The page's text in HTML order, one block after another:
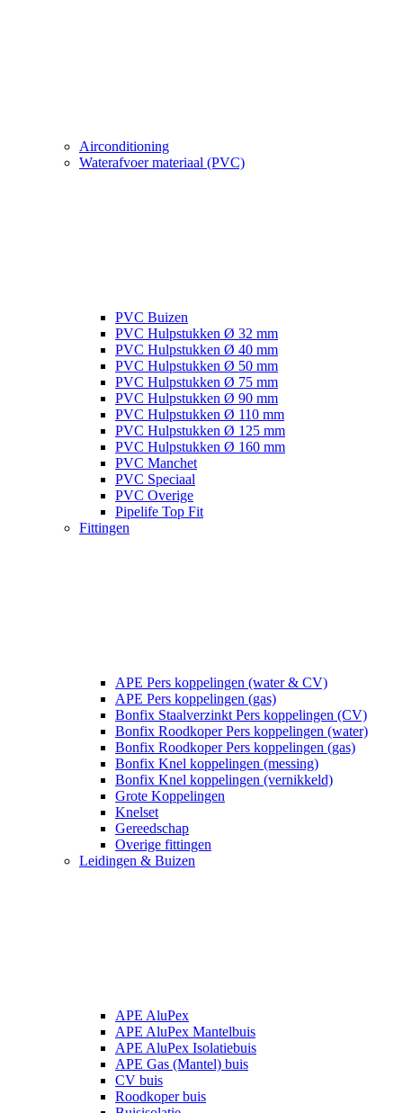
Airconditioning
Waterafvoer materiaal (PVC)
PVC Buizen
PVC Hulpstukken Ø 32 mm
PVC Hulpstukken Ø 40 mm
PVC Hulpstukken Ø 50 mm
PVC Hulpstukken Ø 75 mm
PVC Hulpstukken Ø 90 mm
PVC Hulpstukken Ø 110 mm
PVC Hulpstukken Ø 125 mm
PVC Hulpstukken Ø 160 mm
PVC Manchet
PVC Speciaal
PVC Overige
Pipelife Top Fit
Fittingen
APE Pers koppelingen (water & CV)
APE Pers koppelingen (gas)
Bonfix Staalverzinkt Pers koppelingen (CV)
Bonfix Roodkoper Pers koppelingen (water)
Bonfix Roodkoper Pers koppelingen (gas)
Bonfix Knel koppelingen (messing)
Bonfix Knel koppelingen (vernikkeld)
Grote Koppelingen
Knelset
Gereedschap
Overige fittingen
Leidingen & Buizen
APE AluPex
APE AluPex Mantelbuis
APE AluPex Isolatiebuis
APE Gas (Mantel) buis
CV buis
Roodkoper buis